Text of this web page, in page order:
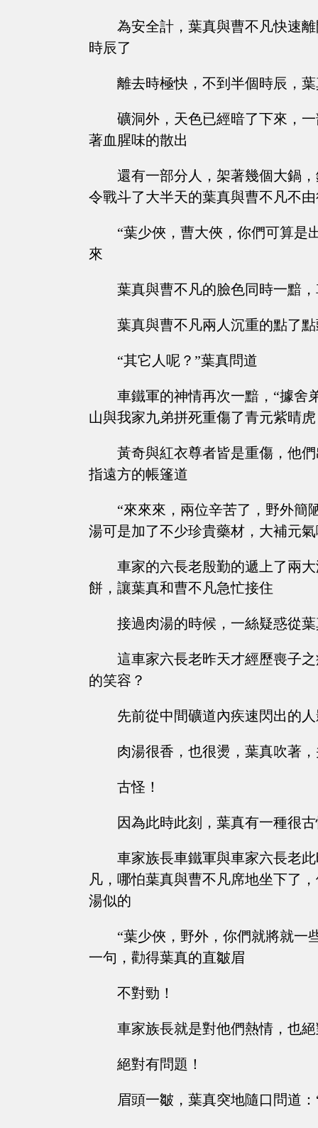
為安全計，葉真與曹不凡快速
時辰了
離去時極快，不到半個時辰，
礦洞外，天色已經暗了下來，
著血腥味的散出
還有一部分人，架著幾個大鍋
令戰斗了大半天的葉真與曹不凡不
“葉少俠，曹大俠，你們可算是
來
葉真與曹不凡的臉色同時一黯
葉真與曹不凡兩人沉重的點了
“其它人呢？”葉真問道
車鐵軍的神情再次一黯，“據舍
山與我家九弟拼死重傷了青元紫晴
黃奇與紅衣尊者皆是重傷，他
指遠方的帳篷道
“來來來，兩位辛苦了，野外簡
湯可是加了不少珍貴藥材，大補元氣
車家的六長老殷勤的遞上了兩
餅，讓葉真和曹不凡急忙接住
接過肉湯的時候，一絲疑惑從
這車家六長老昨天才經歷喪子
的笑容？
先前從中間礦道內疾速閃出的
肉湯很香，也很燙，葉真吹著
古怪！
因為此時此刻，葉真有一種很
車家族長車鐵軍與車家六長老
凡，哪怕葉真與曹不凡席地坐下了
湯似的
“葉少俠，野外，你們就將就一
一句，勸得葉真的直皺眉
不對勁！
車家族長就是對他們熱情，也
絕對有問題！
眉頭一皺，葉真突地隨口問道